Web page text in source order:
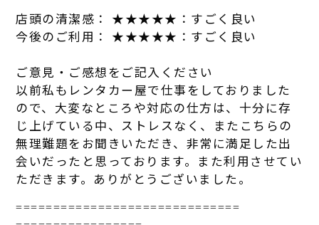
店頭の清潔感： ★★★★★： す ごく良い
今後のご利用： ★★★★★： す ごく良い
ご意見・ご感想をご記入ください
以前私も レンタカー屋で仕事をしておりました
ので、大変なところ や対応の仕方は、十分に存
じ上げている中、ストレスなく、
ま た こちらの
無理難題をお聞きいただき、非常に満足し た出
会いだ った と思っておりま す。ま た利用させてい
ただきま す。 ありがとうございました。
==============================